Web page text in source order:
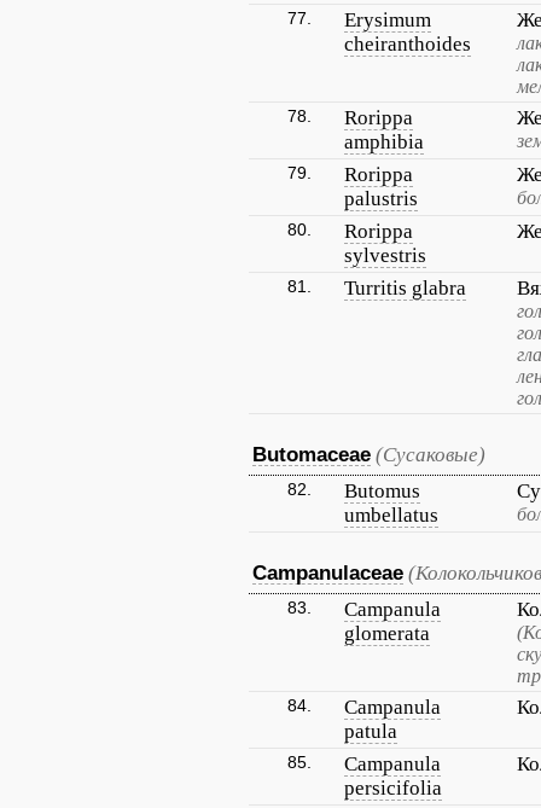
77.
Erysimum
cheiranthoides
78.
Rorippa
amphibia
79.
Rorippa
palustris
80.
Rorippa
sylvestris
81. Turritis glabra
Butomaceae (Сусаковые)
82.
Butomus
umbellatus
Campanulaceae
83.
Campanula
glomerata
84.
Campanula
patula
85.
Campanula
persicifolia